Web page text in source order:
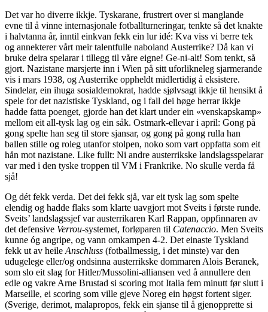
Det var ho diverre ikkje. Tyskarane, frustrert over si manglande
evne til å vinne internasjonale fotballturneringar, tenkte så det knakte
i halvtanna år, inntil einkvan fekk ein lur idé: Kva viss vi berre tek
og annekterer vårt meir talentfulle naboland Austerrike? Då kan vi
bruke deira spelarar i tillegg til våre eigne! Ge-ni-alt! Som tenkt, så
gjort. Nazistane marsjerte inn i Wien på sitt uforlikneleg sjarmerande
vis i mars 1938, og Austerrike oppheldt midlertidig å eksistere.
Sindelar, ein ihuga sosialdemokrat, hadde sjølvsagt ikkje til hensikt å
spele for det nazistiske Tyskland, og i fall dei høge herrar ikkje
hadde fatta poenget, gjorde han det klart under ein «venskapskamp»
mellom eit all-tysk lag og ein såk. Ostmark-ellevar i april: Gong på
gong spelte han seg til store sjansar, og gong på gong rulla han
ballen stille og roleg utanfor stolpen, noko som vart oppfatta som eit
hån mot nazistane. Like fullt: Ni andre austerrikske landslagsspelarar
var med i den tyske troppen til VM i Frankrike. No skulle verda få
sjå!
Og dét fekk verda. Det dei fekk sjå, var eit tysk lag som spelte
elendig og hadde flaks som klarte uavgjort mot Sveits i første runde.
Sveits’ landslagssjef var austerrikaren Karl Rappan, oppfinnaren av
det defensive Verrou-systemet, forløparen til Catenaccio. Men Sveits
kunne óg angripe, og vann omkampen 4-2. Det einaste Tyskland
fekk ut av heile Anschluss (fotballmessig, i det minste) var den
udugelege eller/og ondsinna austerrikske dommaren Alois Beranek,
som slo eit slag for Hitler/Mussolini-alliansen ved å annullere den
edle og vakre Arne Brustad si scoring mot Italia fem minutt før slutt i
Marseille, ei scoring som ville gjeve Noreg ein høgst fortent siger.
(Sverige, derimot, malapropos, fekk ein sjanse til å gjenopprette si